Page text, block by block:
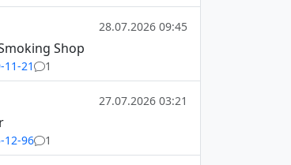
28.07.2026 09:45
Shop
11-21 1
27.07.2026 03:21
12-96 1